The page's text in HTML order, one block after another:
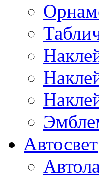
Автосвет